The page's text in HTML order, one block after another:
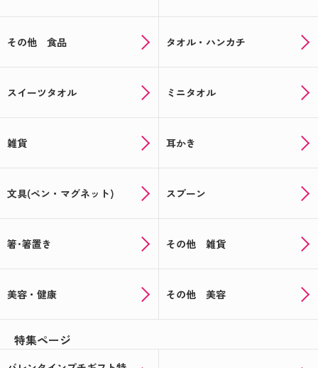
その他 食品 タオル・ハンカチ
スイーツタオル ミニタオル
雑貨 耳かき
文具(ペン・マグネット) スプーン
箸･箸置き その他 雑貨
美容・健康 その他 美容
特集ページ